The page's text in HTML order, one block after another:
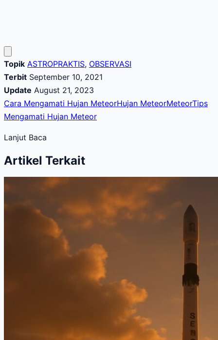
Topik ASTROPRAKTIS, OBSERVASI
Terbit September 10, 2021
Update August 21, 2023
Cara Mengamati Hujan MeteorHujan MeteorMeteorTips
Mengamati Hujan Meteor
Lanjut Baca
Artikel Terkait